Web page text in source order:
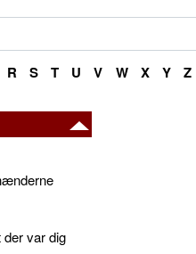
R S T U V W X Y Z
var dig